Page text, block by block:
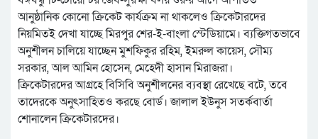
আনুষ্ঠানিক কোনো ক্রিকেট কার্যক্রম না থাকলেও ক্রিকেটারদের
নিয়মিতই দেখা যাচ্ছে মিরপুর শের-ই-বাংলা স্টেডিয়ামে। ব্যক্তিগতভাবে
অনুশীলন চালিয়ে যাচ্ছেন মুশফিকুর রহিম, ইমরুল কায়েস, সৌম্য
সরকার, আল আমিন হোসেন, মেহেদী হাসান মিরাজরা।
ক্রিকেটারদের আগ্রহে বিসিবি অনুশীলনের ব্যবস্থা রেখেছে বটে, তবে
তাদেরকে অনুৎসাহিতও করছে বোর্ড। জালাল ইউনুস সতর্কবার্তা
শোনালেন ক্রিকেটারদের।